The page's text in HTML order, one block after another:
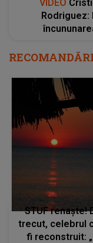
VIDEO
Rodriguez:
RECOMANDĂRI
STUF renaște!
trecut, celebrul
fi reconstruit: